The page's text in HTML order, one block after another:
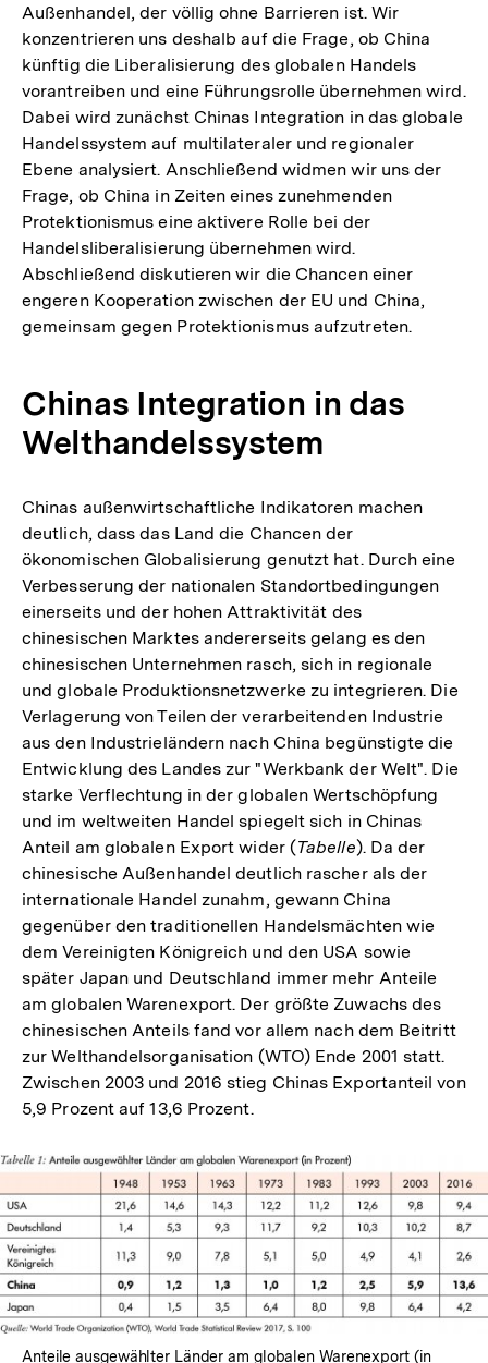
Außenhandel, der völlig ohne Barrieren ist. Wir
konzentrieren uns deshalb auf die Frage, ob China
künftig die Liberalisierung des globalen Handels
vorantreiben und eine Führungsrolle übernehmen wird.
Dabei wird zunächst Chinas Integration in das globale
Handelssystem auf multilateraler und regionaler
Ebene analysiert. Anschließend widmen wir uns der
Frage, ob China in Zeiten eines zunehmenden
Protektionismus eine aktivere Rolle bei der
Handelsliberalisierung übernehmen wird.
Abschließend diskutieren wir die Chancen einer
engeren Kooperation zwischen der EU und China,
gemeinsam gegen Protektionismus aufzutreten.
Chinas Integration in das
Welthandelssystem
Chinas außenwirtschaftliche Indikatoren machen
deutlich, dass das Land die Chancen der
ökonomischen Globalisierung genutzt hat. Durch eine
Verbesserung der nationalen Standortbedingungen
einerseits und der hohen Attraktivität des
chinesischen Marktes andererseits gelang es den
chinesischen Unternehmen rasch, sich in regionale
und globale Produktionsnetzwerke zu integrieren. Die
Verlagerung von Teilen der verarbeitenden Industrie
aus den Industrieländern nach China begünstigte die
Entwicklung des Landes zur "Werkbank der Welt". Die
starke Verflechtung in der globalen Wertschöpfung
und im weltweiten Handel spiegelt sich in Chinas
Anteil am globalen Export wider (Tabelle). Da der
chinesische Außenhandel deutlich rascher als der
internationale Handel zunahm, gewann China
gegenüber den traditionellen Handelsmächten wie
dem Vereinigten Königreich und den USA sowie
später Japan und Deutschland immer mehr Anteile
am globalen Warenexport. Der größte Zuwachs des
chinesischen Anteils fand vor allem nach dem Beitritt
zur Welthandelsorganisation (WTO) Ende 2001 statt.
Zwischen 2003 und 2016 stieg Chinas Exportanteil von
5,9 Prozent auf 13,6 Prozent.
Anteile ausgewählter Länder am globalen Warenexport (in